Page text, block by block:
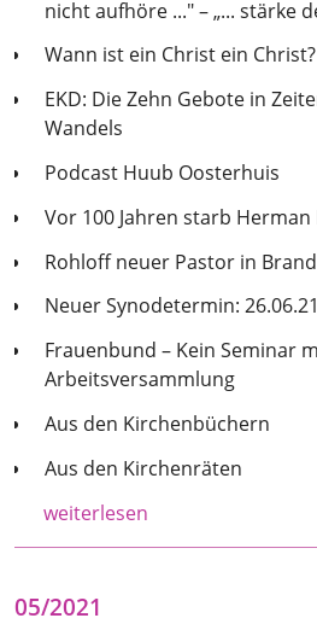
nicht aufhöre ..." – „... stärke
Wann ist ein Christ ein Christ?
EKD: Die Zehn Gebote in
Wandels
Podcast Huub Oosterhuis
Vor 100 Jahren starb Herman
Rohloff neuer Pastor in
Neuer Synodetermin: 26.06.21
Frauenbund – Kein Seminar
Arbeitsversammlung
Aus den Kirchenbüchern
Aus den Kirchenräten
weiterlesen
05/2021